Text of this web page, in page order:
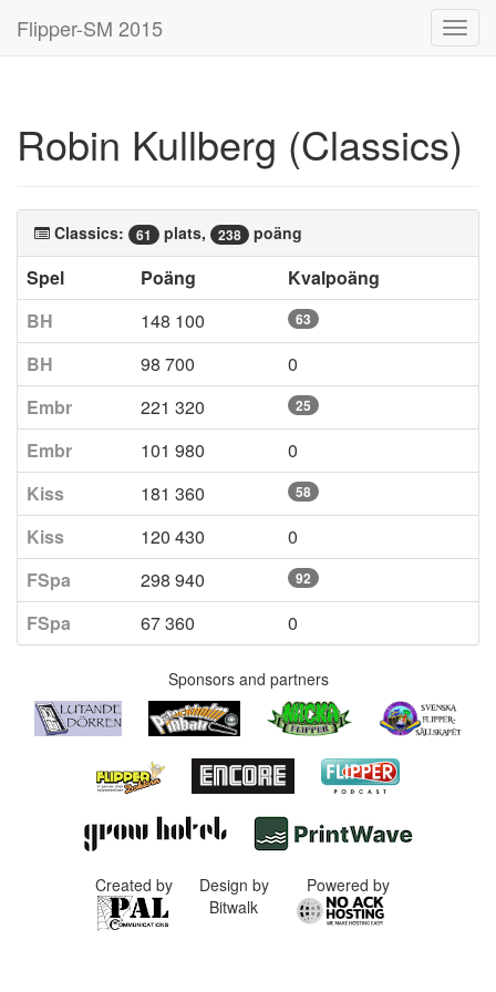
Flipper-SM 2015
Robin Kullberg (Classics)
Classics: 61 plats, 238 poäng
Spel Poäng
Kvalpoäng
BH
148 100 63
BH 98 700
0
Embr
221 320 25
Embr 101 980
0
Kiss
181 360 58
Kiss 120 430
0
FSpa
298 940 92
FSpa 67 360 0
Sponsors and partners
Created by
Design by
Bitwalk
Powered by